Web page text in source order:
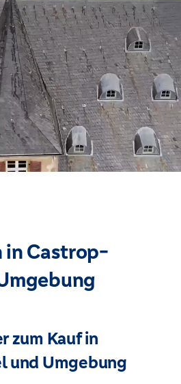
in Castrop-
zum Kauf in
und Umgebung